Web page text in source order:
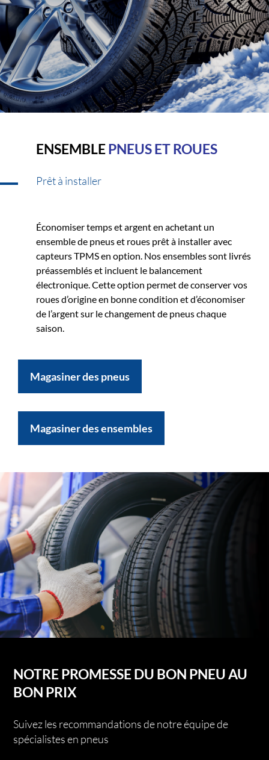
ENSEMBLEPNEUS ET ROUES
Prêt à installer
Économiser temps et argent en achetant un
ensemble de pneus et roues prêt à installer avec
capteurs TPMS en option. Nos ensembles sont livrés
préassemblés et incluent le balancement
électronique. Cette option permet de conserver vos
roues d’origine en bonne condition et d’économiser
de l’argent sur le changement de pneus chaque
saison.
Magasiner des pneus
Magasiner des ensembles
NOTRE PROMESSE DU BON PNEU AU
BON PRIX
Suivez les recommandations de notre équipe de
spécialistes en pneus